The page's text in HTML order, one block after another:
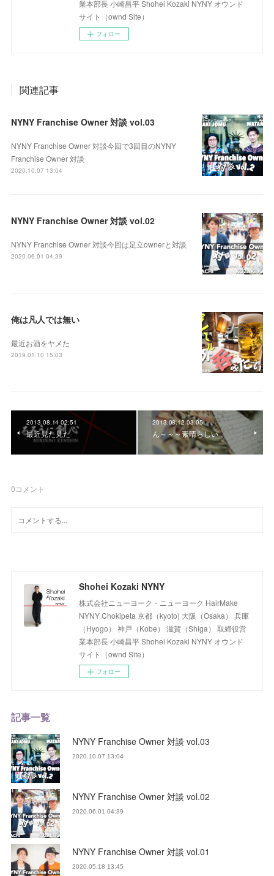
業本部長 小崎昌平 Shohei Kozaki NYNY オウンド
サイト（ownd Site）
フォロー
関連記事
NYNY Franchise Owner 対談 vol.03
NYNY Franchise Owner 対談今回で3回目のNYNY
Franchise Owner 対談
2020.10.07 13:04
NYNY Franchise Owner 対談 vol.02
NYNY Franchise Owner 対談今回は足立ownerと対談
2020.06.01 04:39
俺は凡人では無い
最近お酒をヤメた
2019.01.10 15:03
2013.08.14 02:51
最近見た見た
2013.08.12 03:05
ん～～～素晴らしい
0コメント
Shohei Kozaki NYNY
株式会社ニューヨーク・ニューヨーク HairMake
NYNY Chokipeta 京都（kyoto) 大阪（Osaka） 兵庫
（Hyogo） 神戸（Kobe） 滋賀（Shiga） 取締役営
業本部長 小崎昌平 Shohei Kozaki NYNY オウンド
サイト（ownd Site）
フォロー
記事一覧
NYNY Franchise Owner 対談 vol.03
2020.10.07 13:04
NYNY Franchise Owner 対談 vol.02
2020.06.01 04:39
NYNY Franchise Owner 対談 vol.01
2020.05.18 13:45